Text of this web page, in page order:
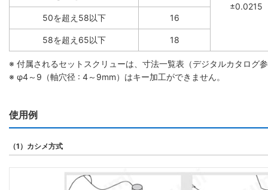
±0.0215
50を超え58以下 16
58を超え65以下 18
※ 付属されるセットスクリューは、寸法一覧表（デジタルカタログ
※ φ4～9（軸穴径 : 4～9mm）はキー加工ができません。
使用例
（1）カシメ方式